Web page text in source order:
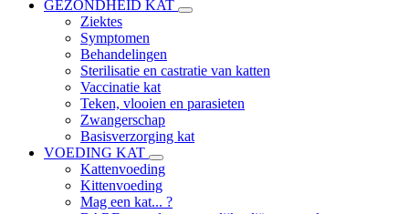
GEZONDHEID KAT
Ziektes
Symptomen
Behandelingen
Sterilisatie en castratie van katten
Vaccinatie kat
Teken, vlooien en parasieten
Zwangerschap
Basisverzorging kat
VOEDING KAT
Kattenvoeding
Kittenvoeding
Mag een kat... ?